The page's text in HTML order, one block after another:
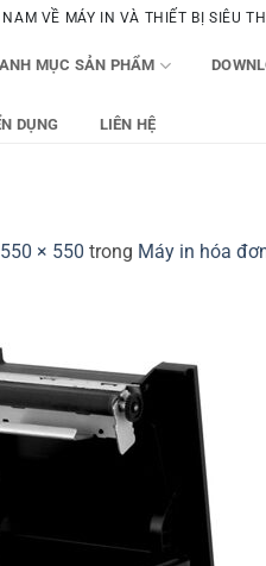
VỀ MÁY IN VÀ THIẾT BỊ SIÊU
MỤC SẢN PHẨM
DỤNG LIÊN HỆ
550 × 550 trong Máy in hóa